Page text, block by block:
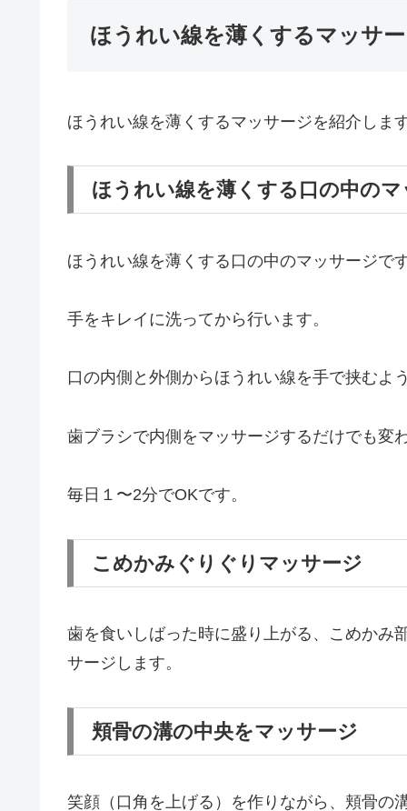
ほうれい線を薄くするマッサ
ほうれい線を薄くするマッサージを紹介しま
ほうれい線を薄くする口の中の
ほうれい線を薄くする口の中のマッサージで
手をキレイに洗ってから行います。
口の内側と外側からほうれい線を手で挟むよ
歯ブラシで内側をマッサージするだけでも変
毎日１〜2分でOKです。
こめかみぐりぐりマッサージ
歯を食いしばった時に盛り上がる、こめかみ
サージします。
頬骨の溝の中央をマッサージ
笑顔（口角を上げる）を作りながら、頬骨の